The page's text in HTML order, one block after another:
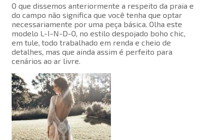
O que dissemos anteriormente a respeito da praia e
do campo não significa que você tenha que optar
necessariamente por uma peça básica. Olha este
modelo L-I-N-D-O, no estilo despojado boho chic,
em tule, todo trabalhado em renda e cheio de
detalhes, mas que ainda assim é perfeito para
cenários ao ar livre.